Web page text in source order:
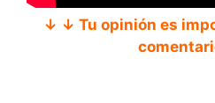
↓ ↓ Tu opinión es